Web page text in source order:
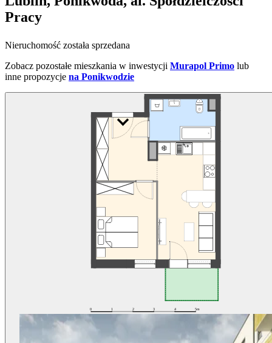
Pracy
Nieruchomość została sprzedana
Zobacz pozostałe mieszkania w inwestycji Murapol Primo lub
inne propozycje na Ponikwodzie